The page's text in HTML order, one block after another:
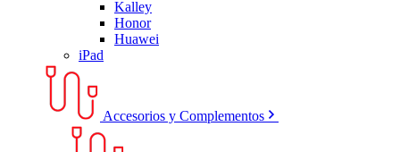
Kalley
Honor
Huawei
iPad
Accesorios y Complementos